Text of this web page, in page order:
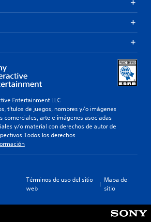
Entertainment LLC
títulos de juegos, nombres y/o imágenes
comerciales, arte e imágenes asociadas
y/o material con derechos de autor de
los derechos
Términos de uso del sitio
web
Mapa del
sitio